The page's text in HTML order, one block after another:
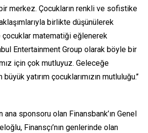
merkez. Çocukların renkli ve sofistike
birlikte düşünülerek
matematiği eğlenerek
Entertainment Group olarak böyle bir
için çok mutluyuz. Geleceğe
yatırım çocuklarımızın mutluluğu.’’
ana sponsoru olan Finansbank’ın Genel
Finansçı’nın genlerinde olan